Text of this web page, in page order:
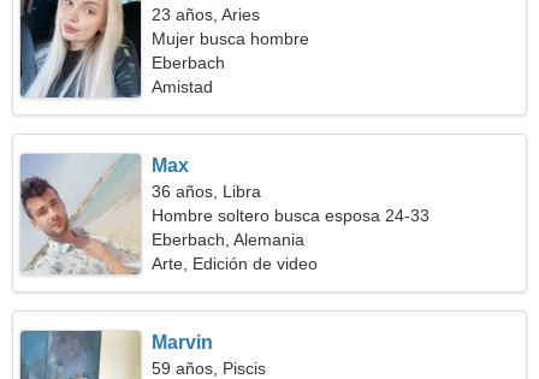
23 años, Aries
Mujer busca hombre
Eberbach
Amistad
Max
36 años, Libra
Hombre soltero busca esposa 24-33
Eberbach, Alemania
Arte, Edición de video
Marvin
59 años, Piscis